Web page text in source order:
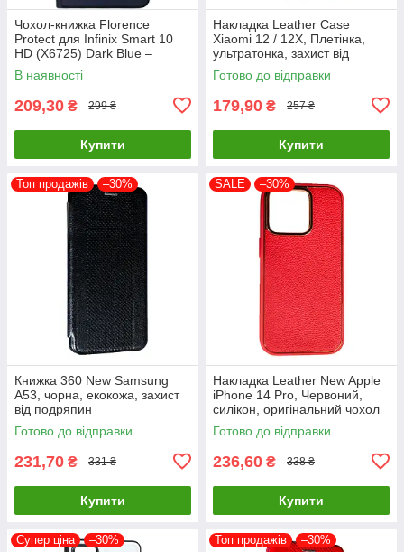
Чохол-книжка Florence
Protect для Infinix Smart 10
HD (X6725) Dark Blue –
стильний та надійний захист
смартфона з магнітно
В наявності
209,30 ₴ 299 ₴
Купити
Накладка Leather Case
Xiaomi 12 / 12X, Плетінка,
ультратонка, захист від
подряпин і пилу
Готово до відправки
179,90 ₴ 257 ₴
Купити
Топ продажів –30%
Книжка 360 New Samsung
A53, чорна, екокожа, захист
від подряпин
Готово до відправки
231,70 ₴ 331 ₴
Купити
SALE –30%
Накладка Leather New Apple
iPhone 14 Pro, Червоний,
силікон, оригінальний чохол
Готово до відправки
236,60 ₴ 338 ₴
Купити
Супер ціна –30% Топ продажів –30%